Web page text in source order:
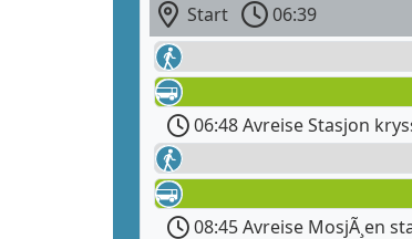
Start 06:39
06:48 Avreise Stasjon
08:45 Avreise MosjÃ¸en